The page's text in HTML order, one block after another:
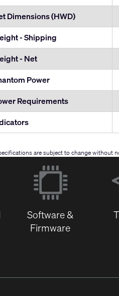
Dimensions (HWD)
- Shipping
- Net
Power
Requirements
are subject to change without
Software &
Firmware